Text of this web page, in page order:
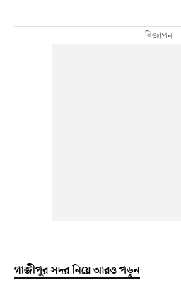
গাজীপুর সদর নিয়ে আরও পড়ুন